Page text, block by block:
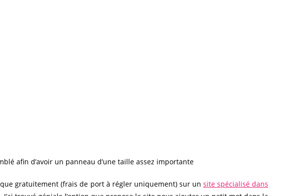
afin d’avoir un panneau d’une taille assez importante
gratuitement (frais de port à régler uniquement) sur un site spécialisé dans